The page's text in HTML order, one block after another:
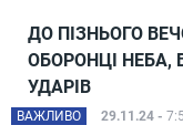
ДО ПІЗНЬОГО
ОБОРОНЦІ НЕБА,
УДАРІВ
ВАЖЛИВО 29.11.24 -